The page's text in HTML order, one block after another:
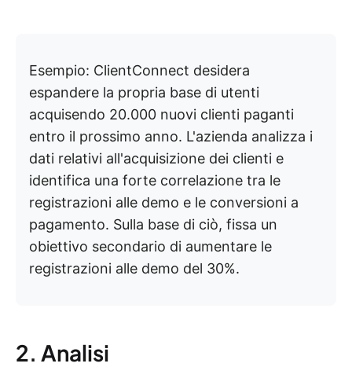
Esempio: ClientConnect desidera
espandere la propria base di utenti
acquisendo 20.000 nuovi clienti paganti
entro il prossimo anno. L'azienda analizza i
dati relativi all'acquisizione dei clienti e
identifica una forte correlazione tra le
registrazioni alle demo e le conversioni a
pagamento. Sulla base di ciò, fissa un
obiettivo secondario di aumentare le
registrazioni alle demo del 30%.
2. Analisi